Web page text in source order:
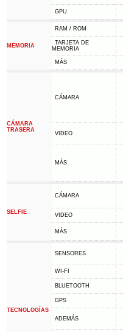
GPU
MEMORIA
RAM / ROM
TARJETA DE
MEMORIA
MÁS
CÁMARA
TRASERA
CÁMARA
VIDEO
MÁS
SELFIE
CÁMARA
VIDEO
MÁS
TECNOLOGÍAS
SENSORES
WI-FI
BLUETOOTH
GPS
ADEMÁS